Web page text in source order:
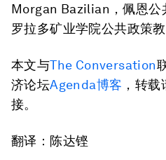
Morgan Bazilian，佩恩公
罗拉多矿业学院公共政策
本文与The Conversation
济论坛Agenda博客 ，转
接。
翻译：陈达铿